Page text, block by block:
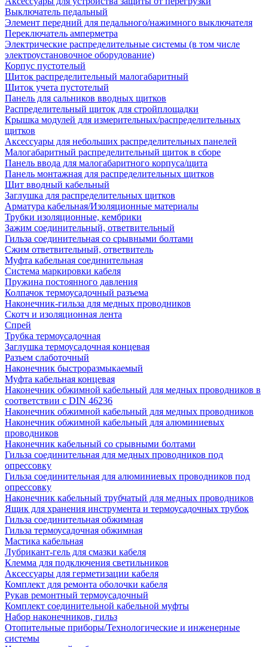
Выключатель педальный
Элемент передний для педального/нажимного выключателя
Переключатель амперметра
Электрические распределительные системы (в том числе
электроустановочное оборудование)
Корпус пустотелый
Щиток распределительный малогабаритный
Щиток учета пустотелый
Панель для сальников вводных щитков
Распределительный щиток для стройплощадки
Крышка модулей для измерительных/распределительных
щитков
Аксессуары для небольших распределительных панелей
Малогабаритный распределительный щиток в сборе
Панель ввода для малогабаритного корпуса/щита
Панель монтажная для распределительных щитков
Щит вводный кабельный
Заглушка для распределительных щитков
Арматура кабельная/Изоляционные материалы
Трубки изоляционные, кембрики
Зажим соединительный, ответвительный
Гильза соединительная со срывными болтами
Сжим ответвительный, ответвитель
Муфта кабельная соединительная
Система маркировки кабеля
Пружина постоянного давления
Колпачок термоусадочный разъема
Наконечник-гильза для медных проводников
Скотч и изоляционная лента
Спрей
Трубка термоусадочная
Заглушка термоусадочная концевая
Разъем слаботочный
Наконечник быстроразмыкаемый
Муфта кабельная концевая
Наконечник обжимной кабельный для медных проводников в
соответствии с DIN 46236
Наконечник обжимной кабельный для медных проводников
Наконечник обжимной кабельный для алюминиевых
проводников
Наконечник кабельный со срывными болтами
Гильза соединительная для медных проводников под
опрессовку
Гильза соединительная для алюминиевых проводников под
опрессовку
Наконечник кабельный трубчатый для медных проводников
Ящик для хранения инструмента и термоусадочных трубок
Гильза соединительная обжимная
Гильза термоусадочная обжимная
Мастика кабельная
Лубрикант-гель для смазки кабеля
Клемма для подключения светильников
Аксессуары для герметизации кабеля
Комплект для ремонта оболочки кабеля
Рукав ремонтный термоусадочный
Комплект соединительной кабельной муфты
Набор наконечников, гильз
Отопительные приборы/Технологические и инженерные
системы